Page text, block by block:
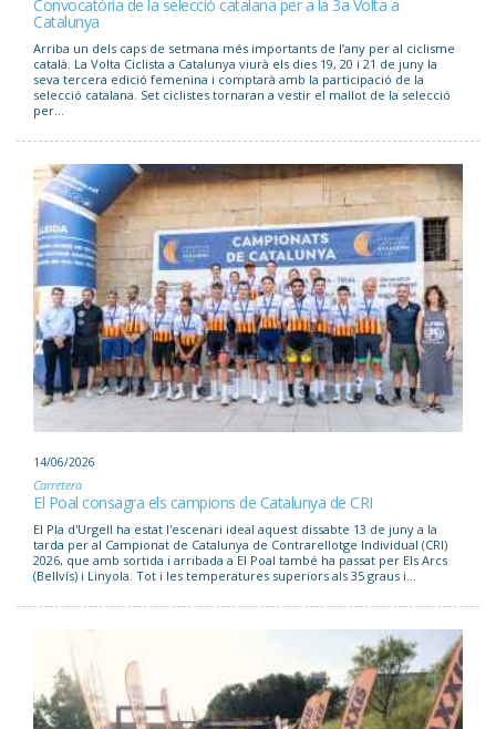
Convocatòria de la selecció catalana per a la 3a Volta a
Catalunya
Arriba un dels caps de setmana més importants de l’any per al ciclisme
català. La Volta Ciclista a Catalunya viurà els dies 19, 20 i 21 de juny la
seva tercera edició femenina i comptarà amb la participació de la
selecció catalana. Set ciclistes tornaran a vestir el mallot de la selecció
per...
14/06/2026
Carretera
El Poal consagra els campions de Catalunya de CRI
El Pla d'Urgell ha estat l'escenari ideal aquest dissabte 13 de juny a la
tarda per al Campionat de Catalunya de Contrarellotge Individual (CRI)
2026, que amb sortida i arribada a El Poal també ha passat per Els Arcs
(Bellvís) i Linyola. Tot i les temperatures superiors als 35 graus i...